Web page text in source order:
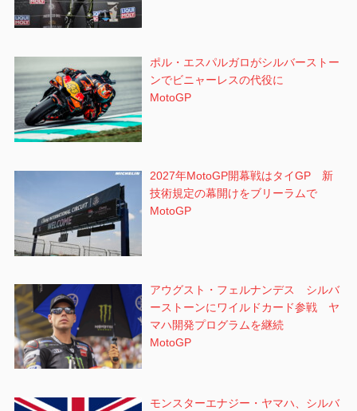
ポル・エスパルガロがシルバーストー
ンでビニャーレスの代役に
MotoGP
2027年MotoGP開幕戦はタイGP 新
技術規定の幕開けをブリーラムで
MotoGP
アウグスト・フェルナンデス シルバ
ーストーンにワイルドカード参戦 ヤ
マハ開発プログラムを継続
MotoGP
モンスターエナジー・ヤマハ、シルバ